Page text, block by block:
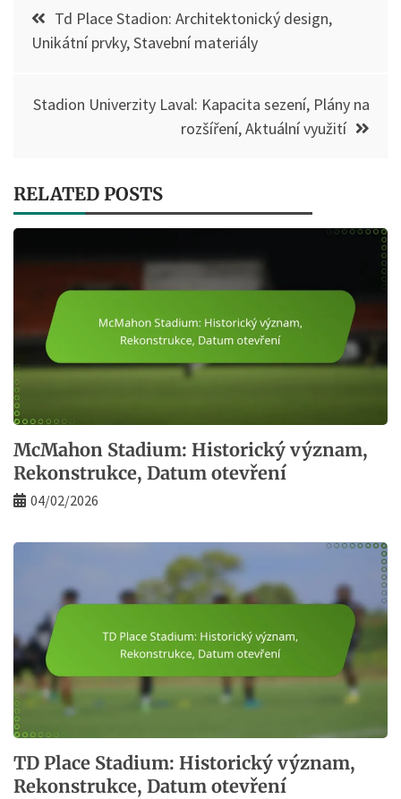
navigation
Td Place Stadion: Architektonický design,
Unikátní prvky, Stavební materiály
Stadion Univerzity Laval: Kapacita sezení, Plány na
rozšíření, Aktuální využití
RELATED POSTS
McMahon Stadium: Historický význam,
Rekonstrukce, Datum otevření
04/02/2026
TD Place Stadium: Historický význam,
Rekonstrukce, Datum otevření